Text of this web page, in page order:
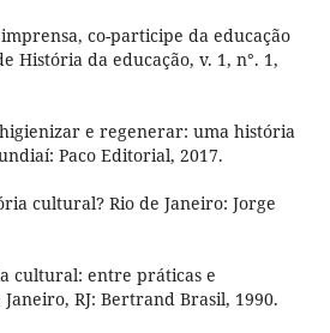
imprensa, co-participe da educação
História da educação, v. 1, n°. 1,
higienizar e regenerar: uma história
Paco Editorial, 2017.
cultural? Rio de Janeiro: Jorge
cultural: entre práticas e
RJ: Bertrand Brasil, 1990.